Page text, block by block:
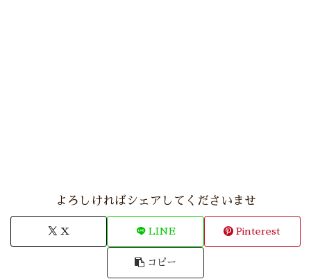
よろしければシェアしてくださいませ
X LINE Pinterest
コピー